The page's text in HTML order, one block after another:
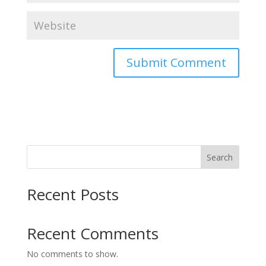
Search
Recent Posts
Recent Comments
No comments to show.